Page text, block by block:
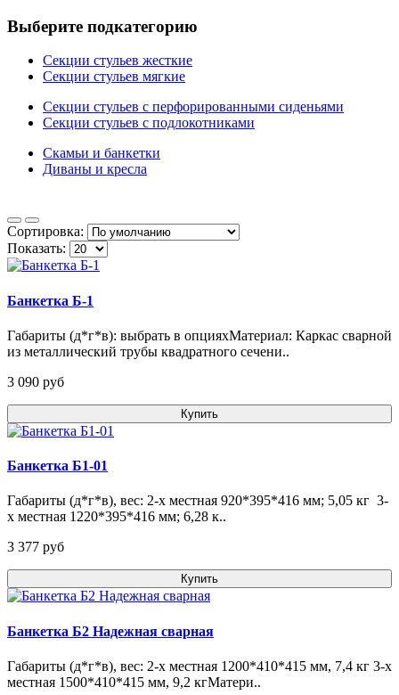
Выберите подкатегорию
Секции стульев жесткие
Секции стульев мягкие
Секции стульев с перфорированными сиденьями
Секции стульев с подлокотниками
Скамьи и банкетки
Диваны и кресла
Сортировка:
Показать:
Банкетка Б-1
Габариты (д*г*в): выбрать в опцияхМатериал: Каркас сварной
из металлический трубы квадратного сечени..
3 090 pуб
Купить
Банкетка Б1-01
Габариты (д*г*в), вес: 2-х местная 920*395*416 мм; 5,05 кг 3-
х местная 1220*395*416 мм; 6,28 к..
3 377 pуб
Купить
Банкетка Б2 Надежная сварная
Габариты (д*г*в), вес: 2-х местная 1200*410*415 мм, 7,4 кг 3-х
местная 1500*410*415 мм, 9,2 кгМатери..